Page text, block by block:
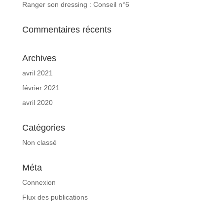
Ranger son dressing : Conseil n°6
Commentaires récents
Archives
avril 2021
février 2021
avril 2020
Catégories
Non classé
Méta
Connexion
Flux des publications